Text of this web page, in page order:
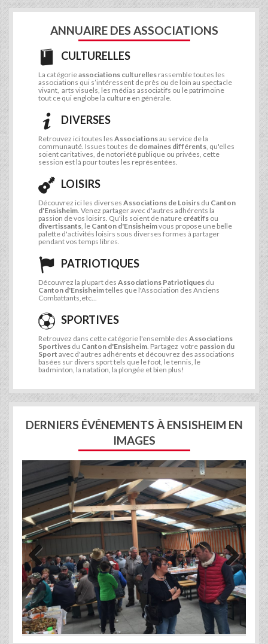
ANNUAIRE DES ASSOCIATIONS
CULTURELLES
La catégorieassociations culturelles rassemble toutes les
associations qui s’intéressent de près ou de loin au spectacle
vivant, arts visuels, les médias associatifs ou le patrimoine
tout ce qui englobe la culture en générale.
DIVERSES
Retrouvez ici toutes les Associationsau service de la
communauté. Issues toutes de domaines différents , qu'elles
soient caritatives, de notoriété publique ou privées, cette
session est là pour toutes les représentées.
LOISIRS
Découvrez ici les diverses Associations de Loisirs du Canton
d'Ensisheim . Venez partager avec d'autres adhérents la
passion de vos loisirs. Qu'ils soient de nature créatifs ou
divertissants , le Canton d'Ensisheimvous propose une belle
palette d'activités loisirs sous diverses formes à partager
pendant vos temps libres.
PATRIOTIQUES
Découvrez la plupart des Associations Patriotiques du
Canton d'Ensisheimtelles que l'Association des Anciens
Combattants,etc...
SPORTIVES
Retrouvez dans cette catégorie l'ensemble des Associations
Sportives du Canton d'Ensisheim . Partagez votre passion du
Sport avec d'autres adhérents et découvrez des associations
basées sur divers sport tels que le foot, le tennis, le
badminton, la natation, la plongée et bien plus!
DERNIERS ÉVÉNEMENTS À ENSISHEIM EN
IMAGES
Previous Next